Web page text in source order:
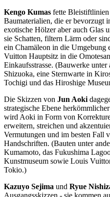
Kengo Kumas fette
Baumaterialien, die er bevorzugt
exotische Hölzer aber auch Glas
sie Schatten, filtern Lärm oder
ein Chamäleon in die Umgebung
Vuitton Hauptsitz in die
Einkaufsstrasse. (Bauwerke unter
Shizuoka, eine Sternwarte in
Tochigi und das Hiroshige
Die Skizzen von Jun Aoki
strategische Ebene
wird Aoki in Form von
erweitern, streichen und
Vermutungen und im besten Fall
Handschriften. (Bauten unter
Kumamoto, das Fukushima
Kunstmuseum sowie Louis
Tokio.)
Kazuyo Sejima und Ryue
Ausgangsskizzen - sie kommen